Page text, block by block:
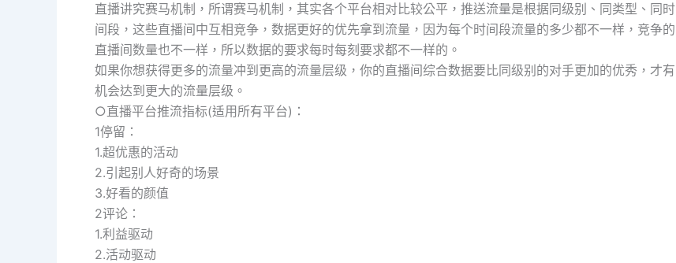
直播讲究赛马机制，所谓赛马机制，其实各个平台相对比较公平，推送流量是根据同级别、同类型、同时
间段，这些直播间中互相竞争，数据更好的优先拿到流量，因为每个时间段流量的多少都不一样，竞争的
直播间数量也不一样，所以数据的要求每时每刻要求都不一样的。
如果你想获得更多的流量冲到更高的流量层级，你的直播间综合数据要比同级别的对手更加的优秀，才有
机会达到更大的流量层级。
○直播平台推流指标(适用所有平台)：
1停留：
1.超优惠的活动
2.引起别人好奇的场景
3.好看的颜值
2评论：
1.利益驱动
2.活动驱动